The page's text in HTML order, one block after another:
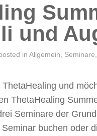
und
posted inAllgemein Seminare
und
ThetaHealing
Seminare der
buchen oder